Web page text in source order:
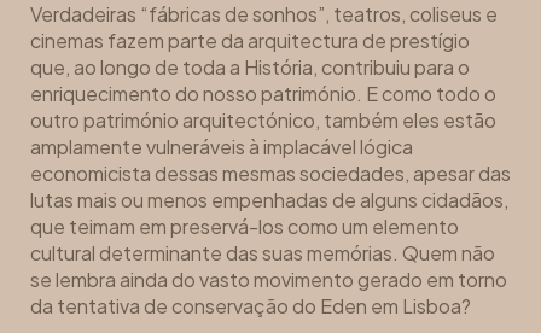
Verdadeiras “fábricas de sonhos”, teatros, coliseus e
cinemas fazem parte da arquitectura de prestígio
que, ao longo de toda a História, contribuiu para o
enriquecimento do nosso património. E como todo o
outro património arquitectónico, também eles estão
amplamente vulneráveis à implacável lógica
economicista dessas mesmas sociedades, apesar das
lutas mais ou menos empenhadas de alguns cidadãos,
que teimam em preservá-los como um elemento
cultural determinante das suas memórias. Quem não
se lembra ainda do vasto movimento gerado em torno
da tentativa de conservação do Eden em Lisboa?